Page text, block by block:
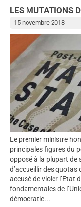
LES MUTATIONS
15 novembre 2018
Le premier ministre
principales figures du
opposé à la plupart de
d’accueillir des quotas
accusé de violer l’Etat
fondamentales de
démocratie...